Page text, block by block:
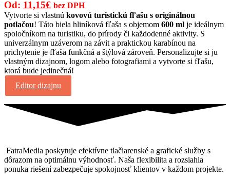
Od: Pôvodná
cena
bola:
14,50€.
11,15€Aktuálna
cena
je:
11,15€.
bez DPH
Vytvorte si vlastnú kovovú turistickú fľašu s originálnou
potlačou! Táto biela hliníková fľaša s objemom 600 ml je ideálnym
spoločníkom na turistiku, do prírody či každodenné aktivity. S
univerzálnym uzáverom na závit a praktickou karabínou na
prichytenie je fľaša funkčná a štýlová zároveň. Personalizujte si ju
vlastným dizajnom, logom alebo fotografiami a vytvorte si fľašu,
ktorá bude jedinečná!
Editor dizajnu
FatraMedia poskytuje efektívne tlačiarenské a grafické služby s
dôrazom na optimálnu výhodnosť. Naša flexibilita a rozsiahla
ponuka riešení zabezpečuje spokojnosť klientov v každom projekte.